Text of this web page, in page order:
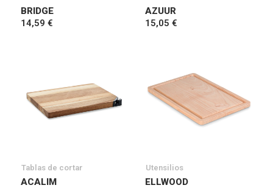
BRIDGE
14,59 €
AZUUR
15,05 €
Tablas de cortar
ACALIM
Utensilios
ELLWOOD